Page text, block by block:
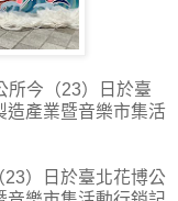
所今（23）日於臺
造產業暨音樂市集活
）日於臺北花博公